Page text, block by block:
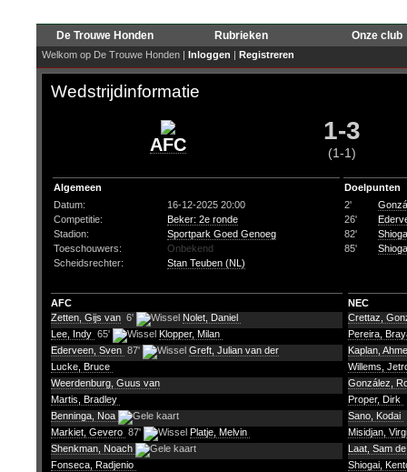
De Trouwe Honden Rubrieken Onze club
Welkom op De Trouwe Honden | Inloggen | Registreren
Wedstrijdinformatie
AFC 1-3
(1-1)
Algemeen
Datum:
16-12-2025 20:00
Competitie:
Beker: 2e ronde
Stadion:
Sportpark Goed Genoeg
Toeschouwers:
Onbekend
Scheidsrechter:
Stan Teuben (NL)
Doelpunten
2'
26'
82'
85'
AFC
NEC
Zetten, Gijs van 6'
Nolet, Daniel
Lee, Indy 65'
Klopper, Milan
Ederveen, Sven 87'
Greft, Julian van der
Lucke, Bruce
Weerdenburg, Guus van
Martis, Bradley
Benninga, Noa
Markiet, Gevero 87'
Platje, Melvin
Shenkman, Noach
Fonseca, Radjenio
Crettaz,
Pereira,
Kaplan,
Willems,
González,
Proper, Dirk
Sano, Kodai
Misidjan,
Laat, Sam de
Shiogai,